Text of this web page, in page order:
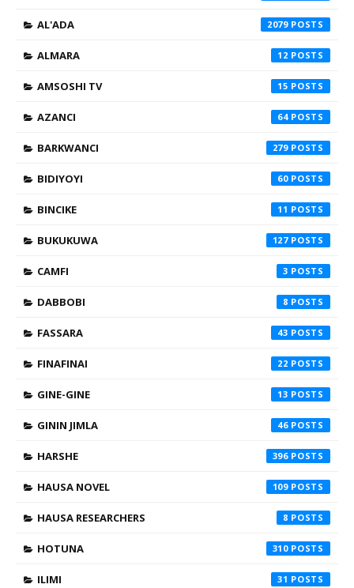
AL'ADA 2079
ALMARA 12
AMSOSHI TV 15
AZANCI 64
BARKWANCI 279
BIDIYOYI 60
BINCIKE 11
BUKUKUWA 127
CAMFI 3
DABBOBI 8
FASSARA 43
FINAFINAI 22
GINE-GINE 13
GININ JIMLA 46
HARSHE 396
HAUSA NOVEL 109
HAUSA RESEARCHERS 8
HOTUNA 310
ILIMI 31